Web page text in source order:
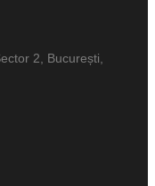
2, București,